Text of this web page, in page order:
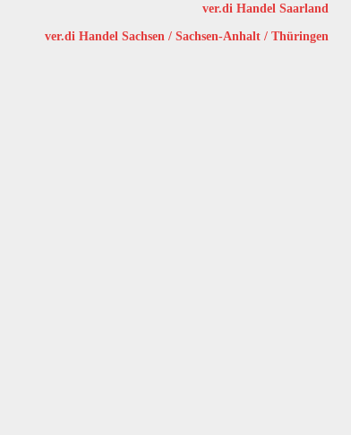
ver.di Handel Saarland
ver.di Handel Sachsen / Sachsen-Anhalt / Thüringen